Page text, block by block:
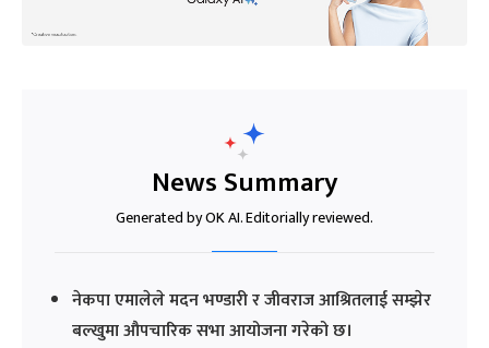
News Summary
Generated by OK AI. Editorially reviewed.
नेकपा एमालेले मदन भण्डारी र जीवराज आश्रितलाई सम्झेर
बल्खुमा औपचारिक सभा आयोजना गरेको छ।